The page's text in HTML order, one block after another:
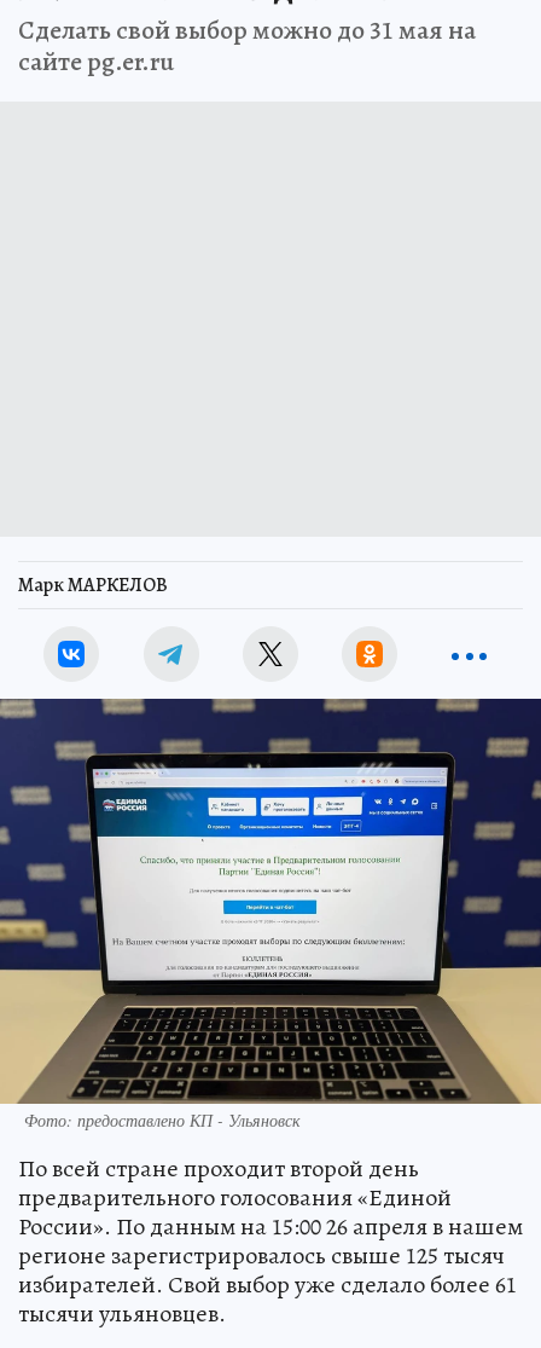
Сделать свой выбор можно до 31 мая на
сайте pg.er.ru
Марк МАРКЕЛОВ
Фото: предоставлено КП - Ульяновск
По всей стране проходит второй день
предварительного голосования «Единой
России». По данным на 15:00 26 апреля в нашем
регионе зарегистрировалось свыше 125 тысяч
избирателей. Свой выбор уже сделало более 61
тысячи ульяновцев.